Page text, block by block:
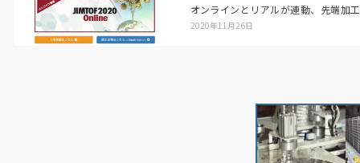
オンラインとリアルが連動、先端加
2020年11月26日